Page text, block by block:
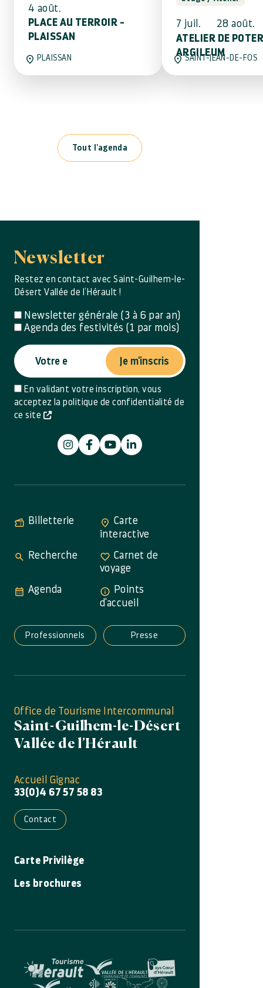
4 août.
PLACE AU TERROIR -
PLAISSAN
PLAISSAN
7 juil. 28 août.
ATELIER DE
ARGILEUM
SAINT-JEAN-DE-FOS
Tout l'agenda
Newsletter
Restez en contact avec Saint-Guilhem-le-
Désert Vallée de l’Hérault !
Newsletter générale (3 à 6 par an)
Agenda des festivités (1 par mois)
En validant votre inscription, vous
acceptez la politique de confidentialité de
ce site
Je m'inscris
Billetterie
Carte
interactive
Recherche
Carnet de
voyage
Agenda
Points
d'accueil
Professionnels Presse
Office de Tourisme Intercommunal
Saint-Guilhem-le-Désert
Vallée de l’Hérault
Accueil Gignac
33(0)4 67 57 58 83
Contact
Carte Privilège
Les brochures